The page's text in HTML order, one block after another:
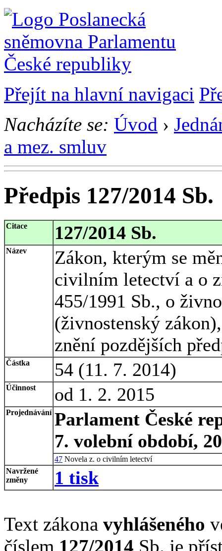
Přejít na hlavní navigaci
Nacházíte se: Úvod ›
a mez. smluv
Předpis 127/2014 Sb.
Citace 127/2014 Sb.
Název
Zákon, kterým se
civilním letectví a o
455/1991 Sb., o
(živnostenský
znění pozdějších
Částka 54 (11. 7. 2014)
Účinnost od 1. 2. 2015
Projednávání Parlament České
7. volební období,
47 Novela z. o civilním letectví
Navržené
změny
1 tisk
Text zákona vyhlášeného
číslem 127/2014 Sb. je